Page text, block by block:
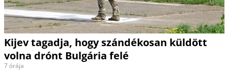
Kijev tagadja, hogy szándékosan küldött
volna drónt Bulgária felé
7 órája